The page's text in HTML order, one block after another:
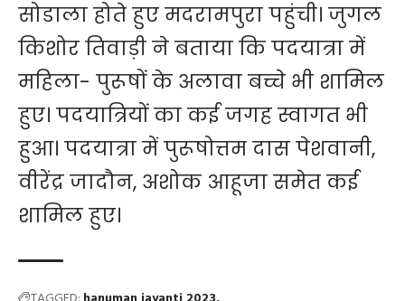
सोडाला होते हुए मदरामपुरा पहुंची। जुगल
किशोर तिवाड़ी ने बताया कि पदयात्रा में
महिला- पुरूषों के अलावा बच्चे भी शामिल
हुए। पदयात्रियों का कई जगह स्वागत भी
हुआ। पदयात्रा में पुरूषोत्तम दास पेशवानी,
वीरेंद्र जादौन, अशोक आहूजा समेत कई
शामिल हुए।